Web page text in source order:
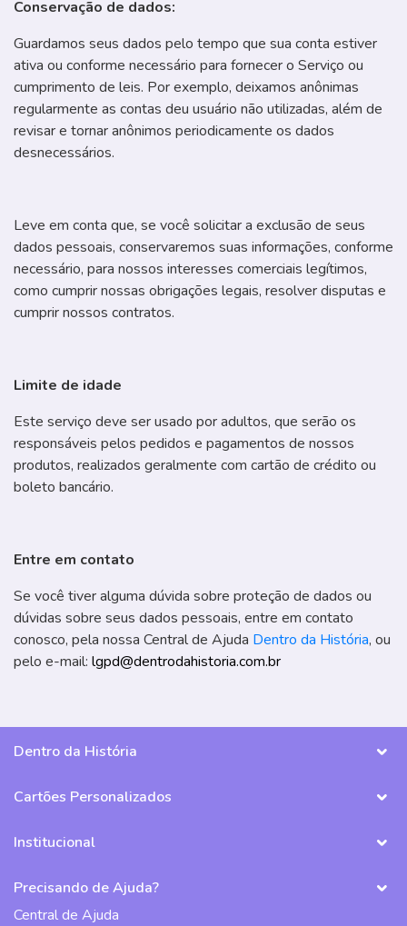
Conservação de dados:
Guardamos seus dados pelo tempo que sua conta estiver
ativa ou conforme necessário para fornecer o Serviço ou
cumprimento de leis. Por exemplo, deixamos anônimas
regularmente as contas deu usuário não utilizadas, além de
revisar e tornar anônimos periodicamente os dados
desnecessários.
Leve em conta que, se você solicitar a exclusão de seus
dados pessoais, conservaremos suas informações, conforme
necessário, para nossos interesses comerciais legítimos,
como cumprir nossas obrigações legais, resolver disputas e
cumprir nossos contratos.
Limite de idade
Este serviço deve ser usado por adultos, que serão os
responsáveis pelos pedidos e pagamentos de nossos
produtos, realizados geralmente com cartão de crédito ou
boleto bancário.
Entre em contato
Se você tiver alguma dúvida sobre proteção de dados ou
dúvidas sobre seus dados pessoais, entre em contato
conosco, pela nossa Central de Ajuda Dentro da História, ou
pelo e-mail: lgpd@dentrodahistoria.com.br
Dentro da História
Cartões Personalizados
Institucional
Precisando de Ajuda?
Central de Ajuda